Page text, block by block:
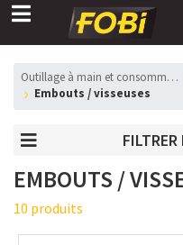
outillage à main et consommables
embouts / visseuses
EMBOUTS /
10 produits